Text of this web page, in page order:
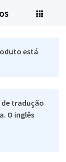
está
tradução
O inglês